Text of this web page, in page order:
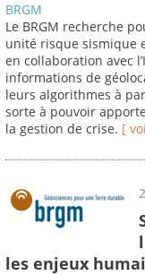
BRGM
Le BRGM recherche
unité risque sismique
en collaboration avec
informations de
leurs algorithmes à
sorte à pouvoir
la gestion de crise. [
les enjeux